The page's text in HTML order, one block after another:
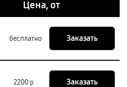
Цена, от
бесплатно Заказать
2200 р Заказать